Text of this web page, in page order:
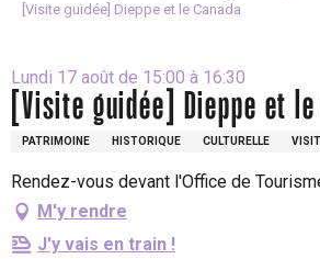
[Visite guidée] Dieppe et le Canada
Lundi 17 août de 15:00 à 16:30
[Visite guidée] Dieppe et le
PATRIMOINE HISTORIQUE CULTURELLE
Rendez-vous devant l'Office de
M'y rendre
J'y vais en train !